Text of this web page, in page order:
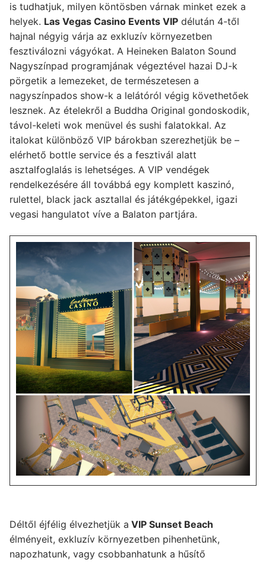
is tudhatjuk, milyen köntösben várnak minket ezek a
helyek. Las Vegas Casino Events VIP délután 4-től
hajnal négyig várja az exkluzív környezetben
fesztiválozni vágyókat. A Heineken Balaton Sound
Nagyszínpad programjának végeztével hazai DJ-k
pörgetik a lemezeket, de természetesen a
nagyszínpados show-k a lelátóról végig követhetőek
lesznek. Az ételekről a Buddha Original gondoskodik,
távol-keleti wok menüvel és sushi falatokkal. Az
italokat különböző VIP bárokban szerezhetjük be –
elérhető bottle service és a fesztivál alatt
asztalfoglalás is lehetséges. A VIP vendégek
rendelkezésére áll továbbá egy komplett kaszinó,
rulettel, black jack asztallal és játékgépekkel, igazi
vegasi hangulatot víve a Balaton partjára.
Déltől éjfélig élvezhetjük a VIP Sunset Beach
élményeit, exkluzív környezetben pihenhetünk,
napozhatunk, vagy csobbanhatunk a hűsítő